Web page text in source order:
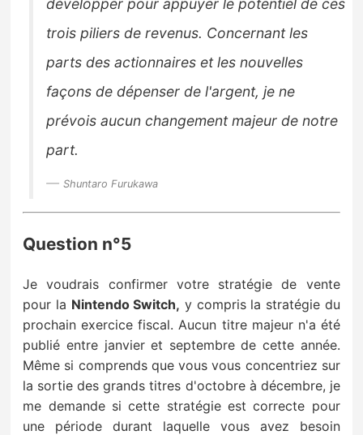
développer pour appuyer le potentiel de ces
trois piliers de revenus. Concernant les
parts desactionnaires et les nouvelles
façons de dépenser de l'argent, je ne
prévois aucun changement majeur de notre
part.
Shuntaro Furukawa
Question n°5
Je voudrais confirmer votre stratégie de vente
pour la Nintendo Switch, y compris la stratégie du
prochainexercice fiscal. Aucun titre majeur n'a été
publié entre janvier et septembre de cette année.
Même si comprends que vous vous concentriez sur
la sortie des grands titres d'octobre à décembre, je
me demande si cette stratégie est correcte pour
une période durant laquelle vous avez besoin